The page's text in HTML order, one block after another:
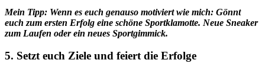
Mein Tipp: Wenn es euch genauso motiviert wie mich: Gönnt
euch zum ersten Erfolg eine schöne Sportklamotte. Neue Sneaker
zum Laufen oder ein neues Sportgimmick.
5. Setzt euch Ziele und feiert die Erfolge